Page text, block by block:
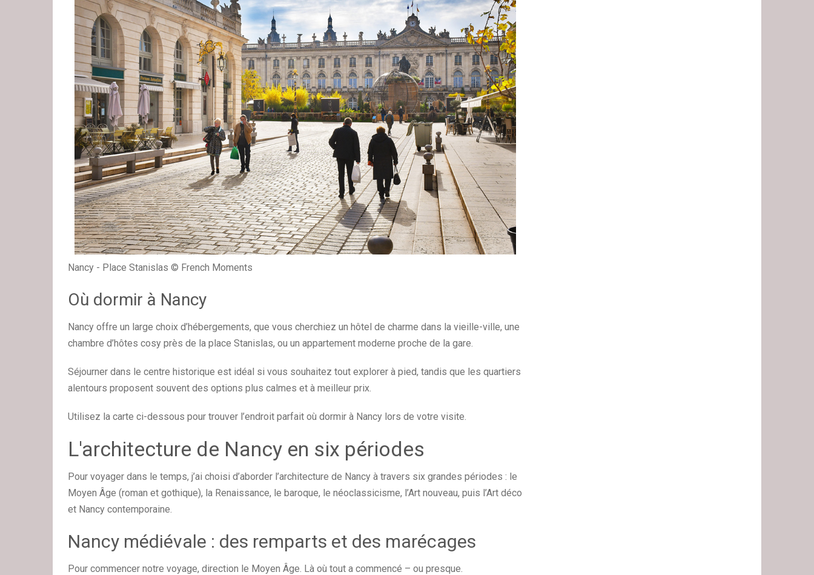
Nancy - Place Stanislas © French Moments
Où dormir à Nancy
Nancy offre un large choix d’hébergements, que vous cherchiez un hôtel de charme dans la vieille-ville, une
chambre d’hôtes cosy près de la place Stanislas, ou un appartement moderne proche de la gare.
Séjourner dans le centre historique est idéal si vous souhaitez tout explorer à pied, tandis que les quartiers
alentours proposent souvent des options plus calmes et à meilleur prix.
Utilisez la carte ci-dessous pour trouver l’endroit parfait où dormir à Nancy lors de votre visite.
L'architecture de Nancy en six périodes
Pour voyager dans le temps, j’ai choisi d’aborder l’architecture de Nancy à travers six grandes périodes : le
Moyen Âge (roman et gothique), la Renaissance, le baroque, le néoclassicisme, l’Art nouveau, puis l’Art déco
et Nancy contemporaine.
Nancy médiévale : des remparts et des marécages
Pour commencer notre voyage, direction le Moyen Âge. Là où tout a commencé – ou presque.